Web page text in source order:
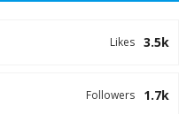
3.5k
Likes
1.7k
Followers